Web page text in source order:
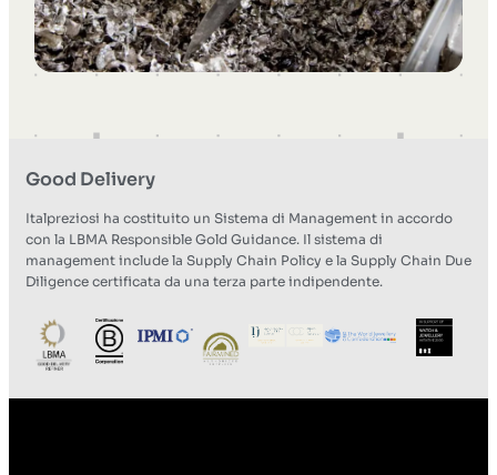
Good Delivery
Italpreziosi ha costituito un Sistema di Management in accordo
con la LBMA Responsible Gold Guidance. Il sistema di
management include la Supply Chain Policy e la Supply Chain Due
Diligence certificata da una terza parte indipendente.